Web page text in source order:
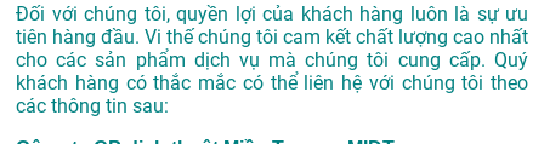
Đối với chúng tôi, quyền lợi của khách hàng luôn là sự ưu
tiên hàng đầu. Vi thế chúng tôi cam kết chất lượng cao nhất
cho các sản phẩm dịch vụ mà chúng tôi cung cấp. Quý
khách hàng có thắc mắc có thể liên hệ với chúng tôi theo
các thông tin sau: